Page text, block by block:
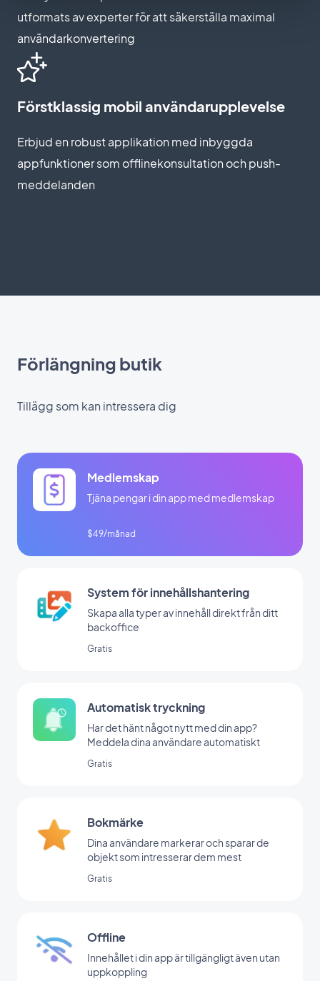
utformats av experter för att säkerställa maximal
användarkonvertering
Förstklassig mobil användarupplevelse
Erbjud en robust applikation med inbyggda
appfunktioner som offlinekonsultation och push-
meddelanden
Förlängning butik
Tillägg som kan intressera dig
Medlemskap
Tjäna pengar i din app med medlemskap
$49/månad
System för innehållshantering
Skapa alla typer av innehåll direkt från ditt
backoffice
Gratis
Automatisk tryckning
Har det hänt något nytt med din app?
Meddela dina användare automatiskt
Gratis
Bokmärke
Dina användare markerar och sparar de
objekt som intresserar dem mest
Gratis
Offline
Innehållet i din app är tillgängligt även utan
uppkoppling